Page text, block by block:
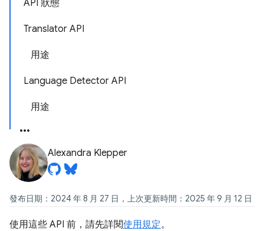
API 狀態
Translator API
用途
Language Detector API
用途
Alexandra Klepper
發布日期：2024 年 8 月 27 日，上次更新時間：2025 年 9 月 12 日
使用這些 API 前，請先詳閱使用規定。